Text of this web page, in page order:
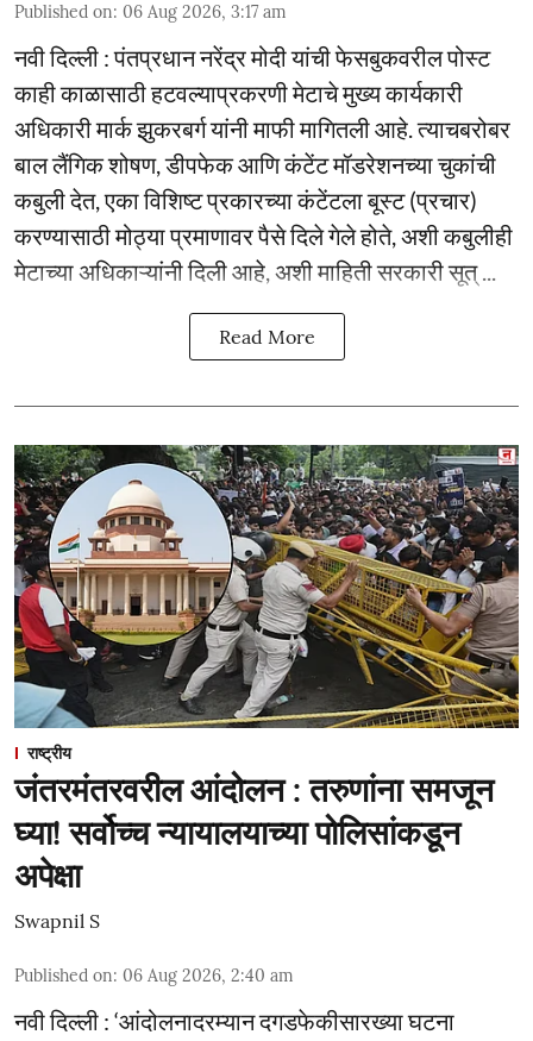
Published on: 06 Aug 2026, 3:17 am
नवी दिल्ली : पंतप्रधान नरेंद्र मोदी यांची फेसबुकवरील पोस्ट
काही काळासाठी हटवल्याप्रकरणी मेटाचे मुख्य कार्यकारी
अधिकारी मार्क झुकरबर्ग यांनी माफी मागितली आहे. त्याचबरोबर
बाल लैंगिक शोषण, डीपफेक आणि कंटेंट मॉडरेशनच्या चुकांची
कबुली देत, एका विशिष्ट प्रकारच्या कंटेंटला बूस्ट (प्रचार)
करण्यासाठी मोठ्या प्रमाणावर पैसे दिले गेले होते, अशी कबुलीही
मेटाच्या अधिकाऱ्यांनी दिली आहे, अशी माहिती सरकारी सूत् ...
Read More
राष्ट्रीय
जंतरमंतरवरील आंदोलन : तरुणांना समजून
घ्या! सर्वोच्च न्यायालयाच्या पोलिसांकडून
अपेक्षा
Swapnil S
Published on: 06 Aug 2026, 2:40 am
नवी दिल्ली : ‘आंदोलनादरम्यान दगडफेकीसारख्या घटना